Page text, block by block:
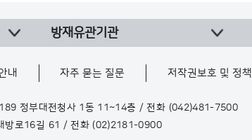
방재유관기관
내 자주 묻는 질문 저작권보호 및 정책
정부대전청사 1동 11~14층 / 전화 (042)481-7500
방로16길 61 / 전화 (02)2181-0900